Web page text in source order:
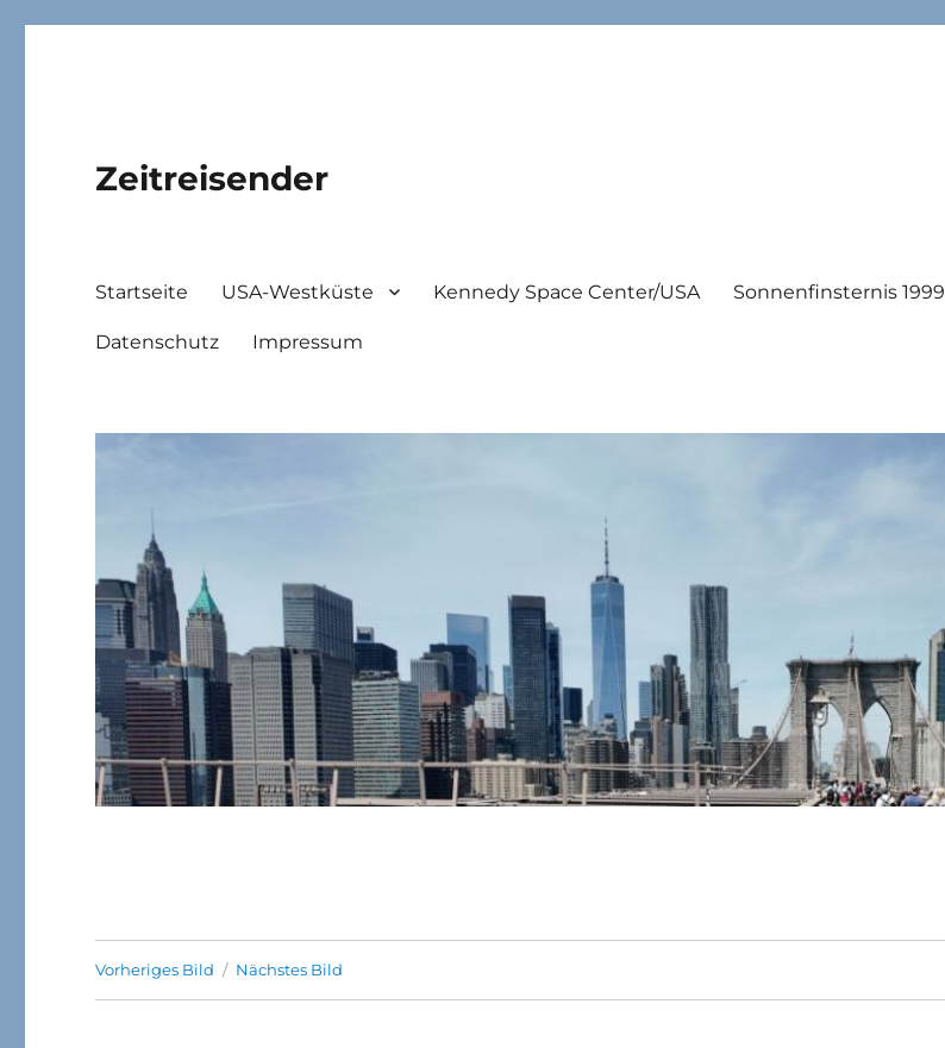
Zeitreisender
Startseite USA-Westküste Kennedy Space Center/USA Sonnenfinsternis 1999
Datenschutz Impressum
Vorheriges Bild Nächstes Bild